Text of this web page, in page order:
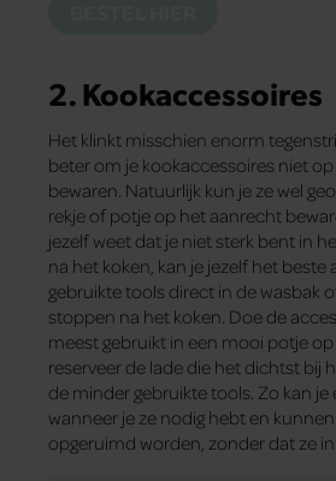
2. Kookaccessoires
Het klinkt misschien enorm
beter om je kookaccessoires niet
bewaren. Natuurlijk kun je ze wel
rekje of potje op het aanrecht
jezelf weet dat je niet sterk bent in
na het koken, kan je jezelf het beste
gebruikte tools direct in de wasbak
stoppen na het koken. Doe de
meest gebruikt in een mooi potje
reserveer de lade die het dichtst bij
de minder gebruikte tools. Zo kan je
wanneer je ze nodig hebt en
opgeruimd worden, zonder dat ze in